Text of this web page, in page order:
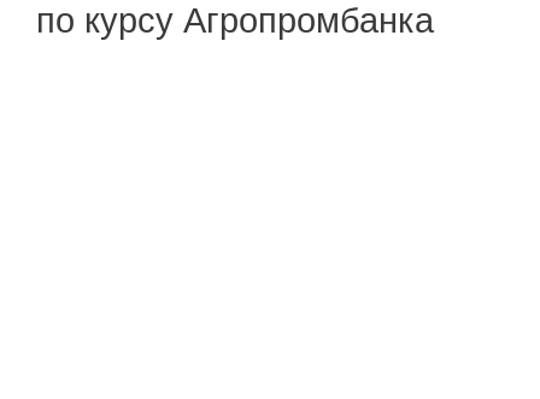
по курсу Агропромбанка